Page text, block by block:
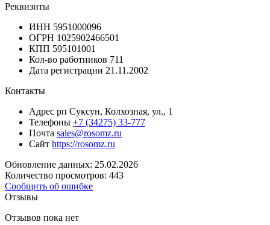
Реквизиты
ИНН 5951000096
ОГРН 1025902466501
КПП 595101001
Кол-во работников 711
Дата регистрации 21.11.2002
Контакты
Адрес рп Суксун, Колхозная, ул., 1
Телефоны +7 (34275) 33-777
Почта sales@rosomz.ru
Сайт https://rosomz.ru
Обновление данных: 25.02.2026
Количество просмотров: 443
Сообщить об ошибке
Отзывы
Отзывов пока нет